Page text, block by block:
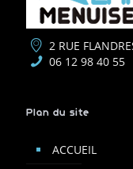
2 RUE
06 12 98 40 55
Plan du site
ACCUEIL